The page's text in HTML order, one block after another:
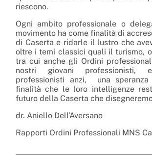
riescono.
Ogni ambito professionale o
movimento ha come finalità di
di Caserta e ridarle il lustro che
oltre i temi classici quali il turismo,
tra cui anche gli Ordini
nostri giovani
professionisti anzi, una
finalità che le loro intelligenze
futuro della Caserta che
dr. Aniello Dell’Aversano
Rapporti Ordini Professionali MNS